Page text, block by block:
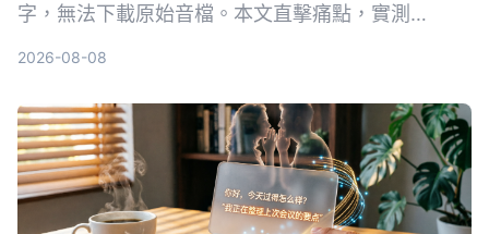
字，無法下載原始音檔。本文直擊痛點，實測
揀啱最適合香港上班族嘅錄音轉文字方案。
2026-08-08